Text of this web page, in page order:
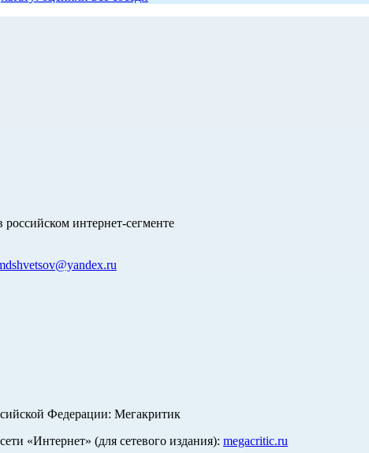
интернет-сегменте
Федерации: Мегакритик
«Интернет» (для сетевого издания): megacritic.ru